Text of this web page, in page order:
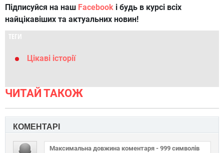
Підписуйся на наш Facebook і будь в курсі всіх
найцікавіших та актуальних новин!
ТЕГИ
Цікаві історії
ЧИТАЙ ТАКОЖ
КОМЕНТАРІ